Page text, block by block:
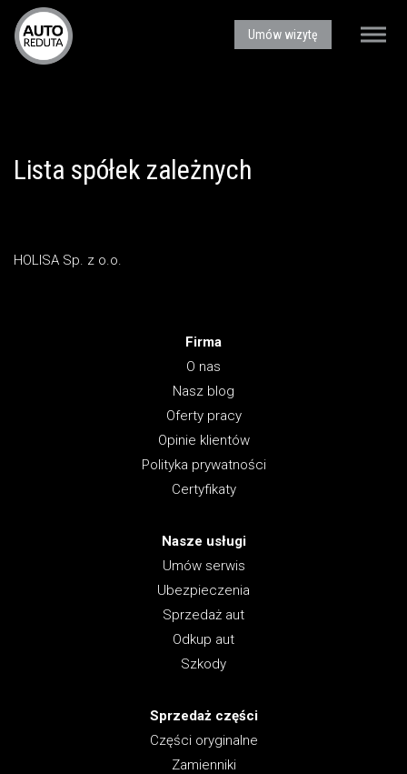
Toggle
Umów wizytę
AUTOREDUTA - Salon samochodów luksusowych
Lista spółek zależnych
HOLISA Sp. z o.o.
Firma
O nas
Nasz blog
Oferty pracy
Opinie klientów
Polityka prywatności
Certyfikaty
Nasze usługi
Umów serwis
Ubezpieczenia
Sprzedaż aut
Odkup aut
Szkody
Sprzedaż części
Części oryginalne
Zamienniki